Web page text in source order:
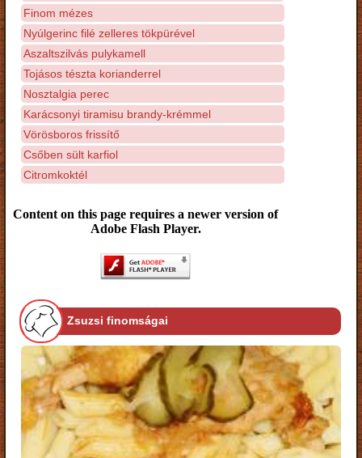
Finom mézes
Nyúlgerinc filé zelleres tökpürével
Aszaltszilvás pulykamell
Tojásos tészta korianderrel
Nosztalgia perec
Karácsonyi tiramisu brandy-krémmel
Vörösboros frissítő
Csőben sült karfiol
Citromkoktél
Content on this page requires a newer version of
Adobe Flash Player.
Zsuzsi finomságai